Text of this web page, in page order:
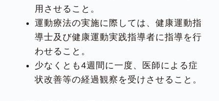
用させること。
運動療法の実施に際しては、健康運動指
導士及び健康運動実践指導者に指導を行
わせること。
少なくとも4週間に一度、医師による症
状改善等の経過観察を受けさせること。